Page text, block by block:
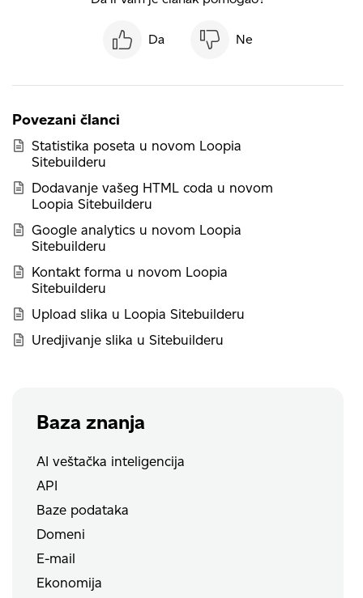
Da Ne
Povezani članci
Statistika poseta u novom Loopia
Sitebuilderu
Dodavanje vašeg HTML coda u novom
Loopia Sitebuilderu
Google analytics u novom Loopia
Sitebuilderu
Kontakt forma u novom Loopia
Sitebuilderu
Upload slika u Loopia Sitebuilderu
Uredjivanje slika u Sitebuilderu
Baza znanja
AI veštačka inteligencija
API
Baze podataka
Domeni
E-mail
Ekonomija